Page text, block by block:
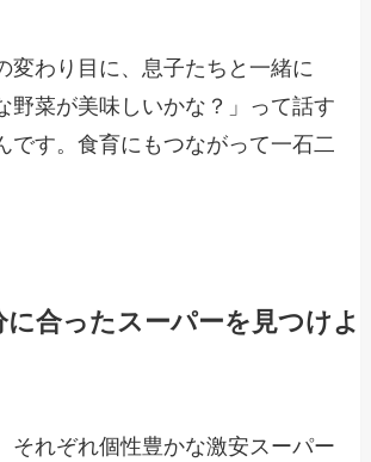
変わり目に、息子たちと一緒に
野菜が美味しいかな？」って話す
です。食育にもつながって一石二
に合ったスーパーを見つけよ
それぞれ個性豊かな激安スーパー